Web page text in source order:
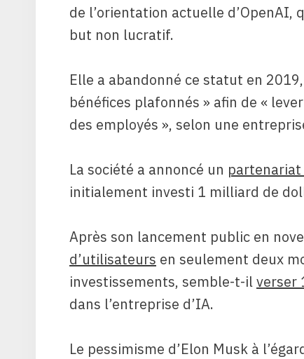
de l’orientation actuelle d’OpenAI,
but non lucratif.
Elle a abandonné ce statut en
bénéfices plafonnés » afin de «
des employés », selon une
La société a annoncé un
initialement investi 1 milliard de
Après son lancement public en
d’utilisateurs en seulement deux
investissements, semble-t-ilverser
dans l’entreprise d’IA.
Le pessimisme d’Elon Musk à